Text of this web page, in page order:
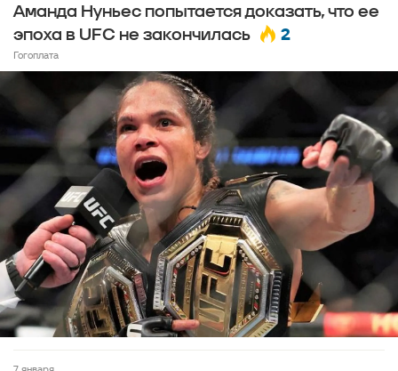
Аманда Нуньес попытается доказать, что ее
эпоха в UFC не закончилась
2
Гогоплата